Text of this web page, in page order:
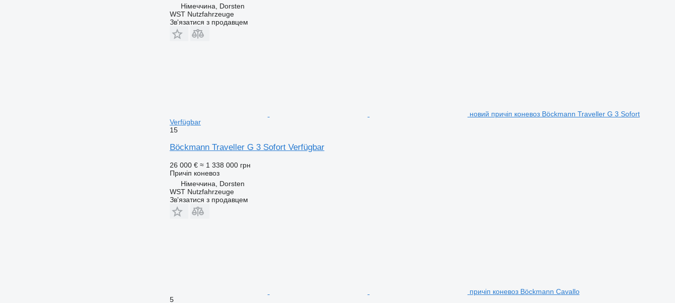
Німеччина, Dorsten
WST Nutzfahrzeuge
Зв'язатися з продавцем
новий причіп коневоз Böckmann Traveller G 3 Sofort
Verfügbar
15
Böckmann Traveller G 3 Sofort Verfügbar
26 000 € ≈ 1 338 000 грн
Причіп коневоз
Німеччина, Dorsten
WST Nutzfahrzeuge
Зв'язатися з продавцем
причіп коневоз Böckmann Cavallo
5